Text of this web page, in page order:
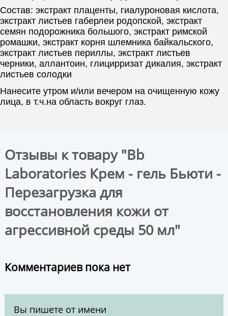
Состав: экстракт плаценты, гиалуроновая кислота,
экстракт листьев габерлеи родопской, экстракт
семян подорожника большого, экстракт римской
ромашки, экстракт корня шлемника байкальского,
экстракт листьев периллы, экстракт листьев
черники, аллантоин, глицирризат дикалия, экстракт
листьев солодки
Нанесите утром и/или вечером на очищенную кожу
лица, в т.ч.на область вокруг глаз.
Отзывы к товару "Bb
Laboratories Крем - гель Бьюти -
Перезагрузка для
восстановления кожи от
агрессивной среды 50 мл"
Комментариев пока нет
Вы пишете от имени